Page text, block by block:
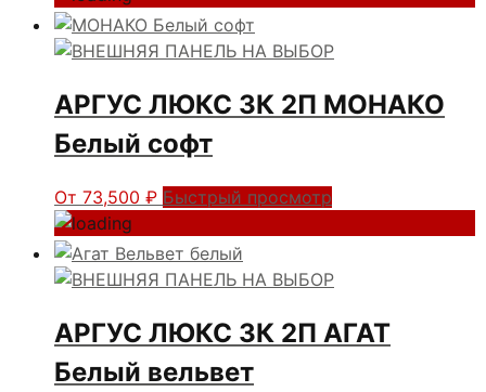
АРГУС ЛЮКС 3К 2П МОНАКО
Белый софт
От 73,500 ₽ Быстрый просмотр
АРГУС ЛЮКС 3К 2П АГАТ
Белый вельвет